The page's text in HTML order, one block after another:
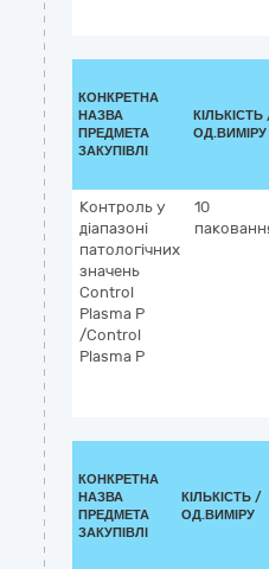
КОНКРЕТНА
НАЗВА
ПРЕДМЕТА
ЗАКУПІВЛІ
КІЛЬКІСТЬ
ОД.ВИМІРУ
Контроль у
діапазоні
патологічних
значень
Control
Plasma P
/Control
Plasma P
10
КОНКРЕТНА
НАЗВА
ПРЕДМЕТА
ЗАКУПІВЛІ
КІЛЬКІСТЬ /
ОД.ВИМІРУ